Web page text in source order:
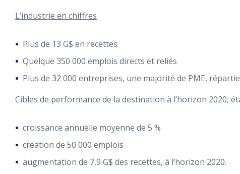
L’industrie en chiffres
Plus de 13 G$ en recettes
Quelque 350 000 emplois directs et reliés
Plus de 32 000 entreprises, une majorité de PME,
Cibles de performance de la destination à l’horizon 2020,
croissance annuelle moyenne de 5 %
création de 50 000 emplois
augmentation de 7,9 G$ des recettes, à l’horizon 2020.